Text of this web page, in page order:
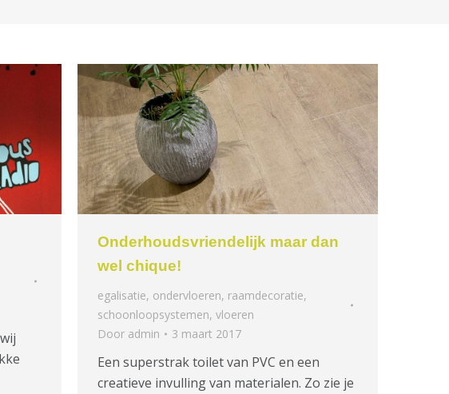
Onderhoudsvriendelijk maar dan
wel chique!
egalisatie, ondervloeren, raamdecoratie,
schoonloopsystemen, vloeren
Door admin 3 maart 2017
Een superstrak toilet van PVC en een
creatieve invulling van materialen. Zo zie je